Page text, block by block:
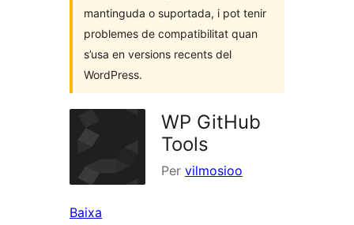
mantinguda o suportada, i pot tenir
problemes de compatibilitat quan
s’usa en versions recents del
WordPress.
WP GitHub
Tools
Per vilmosioo
Baixa